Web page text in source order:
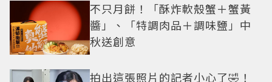
不只月餅！「酥炸軟殼蟹＋蟹黃
醬」、「特調肉品＋調味鹽」中
秋送創意
拍出這張照片的記者小心了🤣！